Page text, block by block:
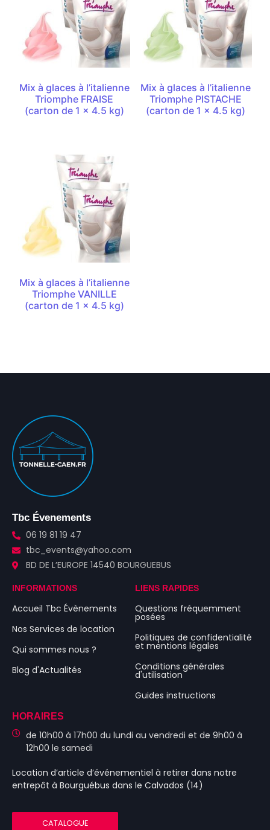
Mix à glaces à l’italienne
Triomphe FRAISE
(carton de 1 x 4.5 kg)
Mix à glaces à l’italienne
Triomphe PISTACHE
(carton de 1 x 4.5 kg)
Mix à glaces à l’italienne
Triomphe VANILLE
(carton de 1 x 4.5 kg)
Tbc Évenements
06 19 81 19 47
tbc_events@yahoo.com
BD DE L’EUROPE 14540 BOURGUEBUS
INFORMATIONS
Accueil Tbc Évènements
Nos Services de location
Qui sommes nous ?
Blog d'Actualités
LIENS RAPIDES
Questions fréquemment
posées
Politiques de confidentialité
et mentions légales
Conditions générales
d'utilisation
Guides instructions
HORAIRES
de 10h00 à 17h00 du lundi au vendredi et de 9h00 à
12h00 le samedi
Location d’article d’événementiel à retirer dans notre
entrepôt à Bourguébus dans le Calvados (14)
CATALOGUE